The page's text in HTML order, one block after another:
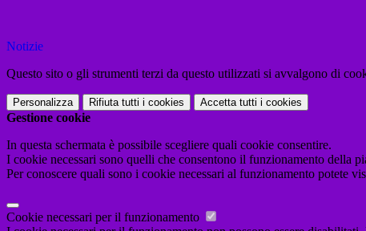
Notizie
Questo sito o gli strumenti terzi da questo utilizzati si avvalgono di
Personalizza Rifiuta tutti i cookies Accetta tutti i cookies
Gestione cookie
In questa schermata è possibile scegliere quali cookie consentire.
I cookie necessari sono quelli che consentono il funzionamento della
Per conoscere quali sono i cookie necessari al funzionamento potete
Cookie necessari per il funzionamento